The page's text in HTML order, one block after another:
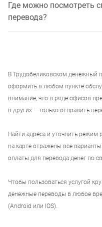
Где можно посмотреть
перевода?
В Трудобеликовском денежный
оформить в любом пункте
внимание, что в ряде офисов
в других – только отправить
Найти адреса и уточнить
на карте отражены все
оплаты для перевода денег по
Чтобы пользоваться услугой
денежные переводы в любое
(Android или IOS).